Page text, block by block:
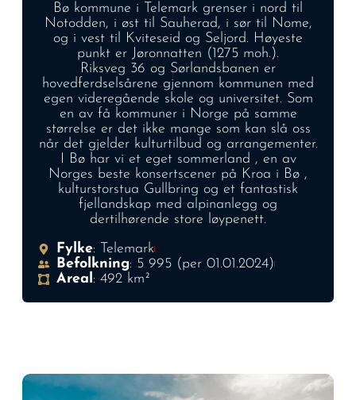
Bø kommune i Telemark grenser i nord til
Notodden, i øst til Sauherad, i sør til Nome,
og i vest til Kviteseid og Seljord. Høyeste
punkt er Jøronnatten (1275 moh.).
Riksveg 36 og Sørlandsbanen er
hovedferdselsårene gjennom kommunen med
egen videregående skole og universitet. Som
en av få kommuner i Norge på samme
størrelse er det ikke mange som kan slå oss
når det gjelder kulturtilbud og arrangementer.
I Bø har vi et eget sommerland , en av
Norges beste konsertscener på Kroa i Bø ,
kulturstorstua Gullbring og et fantastisk
fjellandskap med alpinanlegg og
dertilhørende store løypenett.
Fylke: Telemark
Befolkning: 5 995 (per 01.01.2024)
Areal: 492 km²